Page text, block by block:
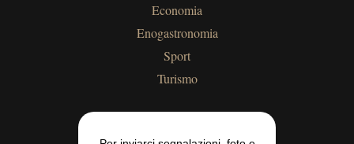
Economia
Enogastronomia
Sport
Turismo